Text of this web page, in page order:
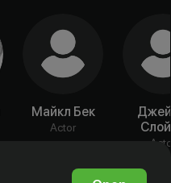
Майкл Бек
Actor